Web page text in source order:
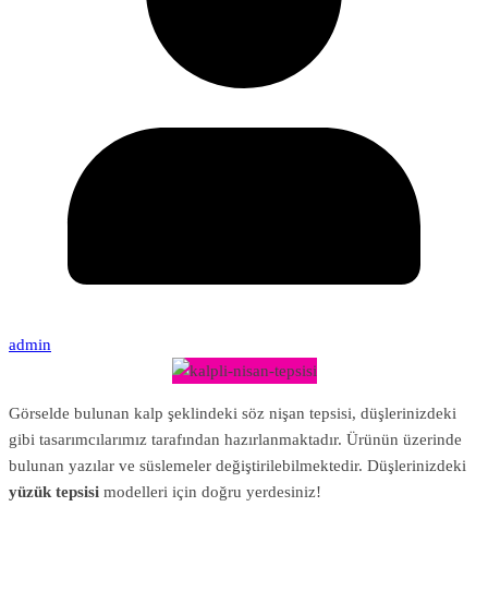
admin
Görselde bulunan kalp şeklindeki söz nişan tepsisi, düşlerinizdeki
gibi tasarımcılarımız tarafından hazırlanmaktadır. Ürünün üzerinde
bulunan yazılar ve süslemeler değiştirilebilmektedir. Düşlerinizdeki
yüzük tepsisi modelleri için doğru yerdesiniz!